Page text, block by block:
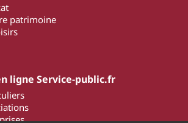
patrimoine
ligne Service-public.fr